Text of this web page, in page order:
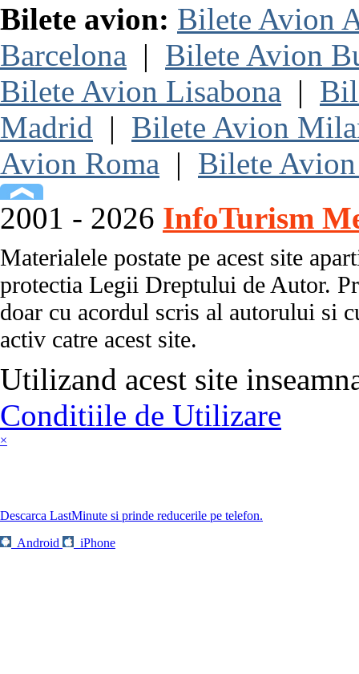
Bilete avion: Bilete Avion
Barcelona | Bilete Avion
Bilete Avion Lisabona |
Madrid | Bilete Avion
Avion Roma | Bilete
2001 - 2026 InfoTurism
Materialele postate pe acest site
protectia Legii Dreptului de Autor.
doar cu acordul scris al autorului si
activ catre acest site.
Utilizand acest site
Conditiile de Utilizare
×
Descarca LastMinute si prinde reducerile pe telefon.
Android
iPhone